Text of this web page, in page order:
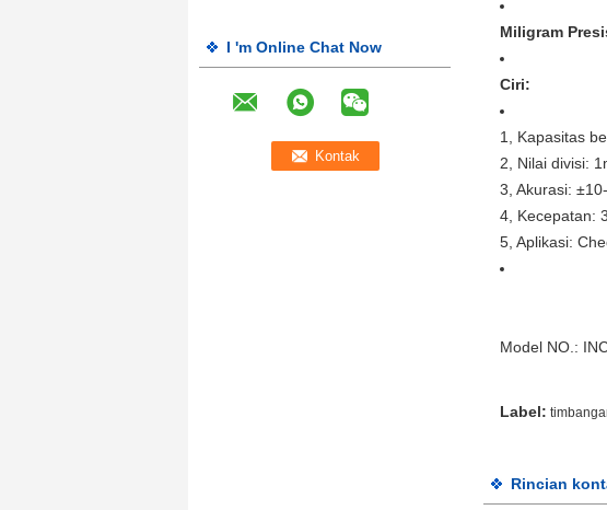
I 'm Online Chat Now
Miligram
Ciri:
1, Kapasitas
2, Nilai divisi:
3, Akurasi:
4, Kecepatan:
5, Aplikasi:
Model NO.:
Label:
Rincian